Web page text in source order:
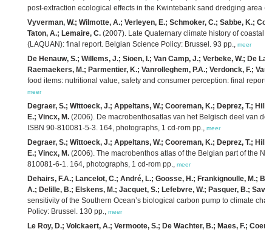
post-extraction ecological effects in the Kwintebank sand dredging area
Vyverman, W.; Wilmotte, A.; Verleyen, E.; Schmoker, C.; Sabbe, K.;
Taton, A.; Lemaire, C. (2007). Late Quaternary climate history of coastal
(LAQUAN): final report. Belgian Science Policy: Brussel. 93 pp., meer
De Henauw, S.; Willems, J.; Sioen, I.; Van Camp, J.; Verbeke, W.; De
Raemaekers, M.; Parmentier, K.; Vanrolleghem, P.A.; Verdonck, F.; Van
food items: nutritional value, safety and consumer perception: final
meer
Degraer, S.; Wittoeck, J.; Appeltans, W.; Cooreman, K.; Deprez, T.;
E.; Vincx, M. (2006). De macrobenthosatlas van het Belgisch deel van
ISBN 90-810081-5-3. 164, photographs, 1 cd-rom pp., meer
Degraer, S.; Wittoeck, J.; Appeltans, W.; Cooreman, K.; Deprez, T.;
E.; Vincx, M. (2006). The macrobenthos atlas of the Belgian part of the
810081-6-1. 164, photographs, 1 cd-rom pp., meer
Dehairs, F.A.; Lancelot, C.; André, L.; Goosse, H.; Frankignoulle, M.;
A.; Delille, B.; Elskens, M.; Jacquet, S.; Lefebvre, W.; Pasquer, B.;
sensitivity of the Southern Ocean’s biological carbon pump to climate
Policy: Brussel. 130 pp., meer
Le Roy, D.; Volckaert, A.; Vermoote, S.; De Wachter, B.; Maes, F.;